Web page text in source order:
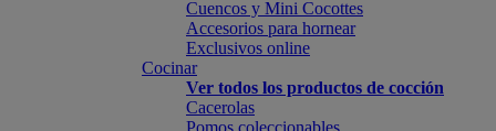
Cuencos y Mini Cocottes
Accesorios para hornear
Exclusivos online
Cocinar
Ver todos los productos de cocción
Cacerolas
Pomos coleccionables